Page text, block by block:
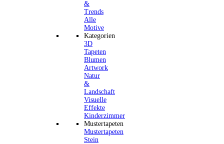
&
Trends
Alle
Motive
Kategorien
3D
Tapeten
Blumen
Artwork
Natur
&
Landschaft
Visuelle
Effekte
Kinderzimmer
Mustertapeten
Mustertapeten
Stein